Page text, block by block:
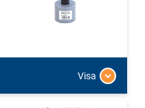
Visa